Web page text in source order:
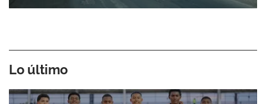
Lo último